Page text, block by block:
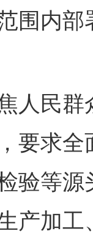
围内
民群
要求
验等
产加